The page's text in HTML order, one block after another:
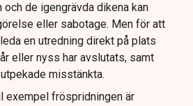
de igengrävda dikena kan
eller sabotage. Men för att
en utredning direkt på plats
eller nyss har avslutats, samt
misstänkta.
exempel fröspridningen är